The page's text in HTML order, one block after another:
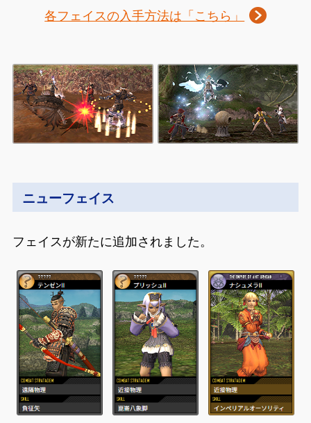
各フェイスの入手方法は「こちら」
ニューフェイス
フェイスが新たに追加されました。